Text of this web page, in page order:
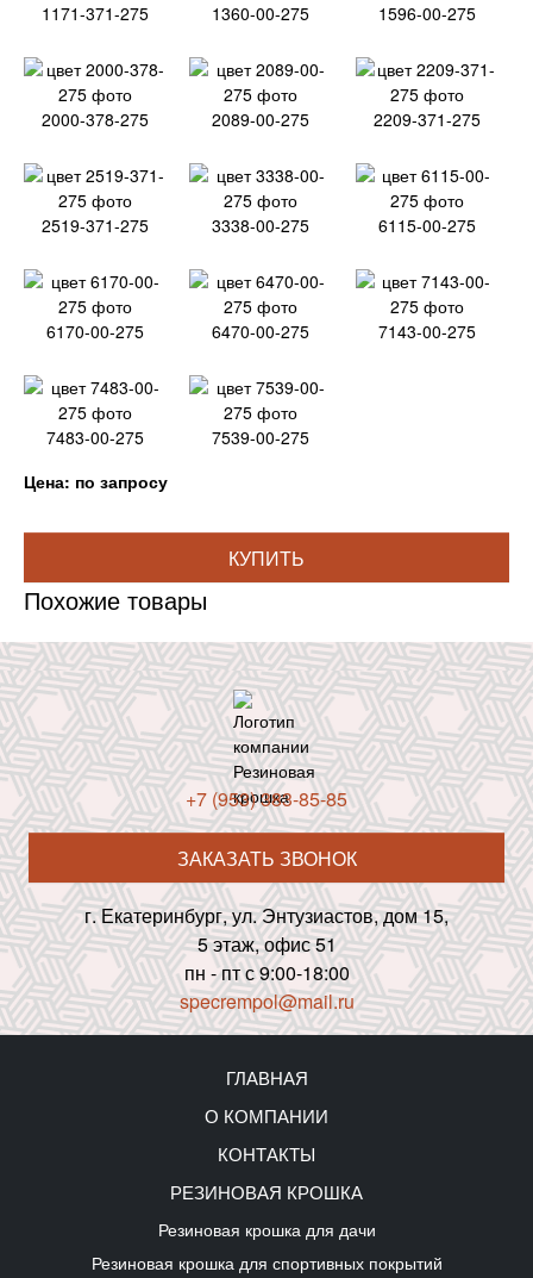
1171-371-275 1360-00-275 1596-00-275
2000-378-275 2089-00-275 2209-371-275
2519-371-275 3338-00-275 6115-00-275
6170-00-275 6470-00-275 7143-00-275
7483-00-275
7539-00-275
Цена: по запросу
КУПИТЬ
Похожие товары
+7 (953) 383-85-85
ЗАКАЗАТЬ ЗВОНОК
г. Екатеринбург, ул. Энтузиастов, дом 15,
5 этаж, офис 51
пн - пт с 9:00-18:00
specrempol@mail.ru
ГЛАВНАЯ
О КОМПАНИИ
КОНТАКТЫ
РЕЗИНОВАЯ КРОШКА
Резиновая крошка для дачи
Резиновая крошка для спортивных покрытий